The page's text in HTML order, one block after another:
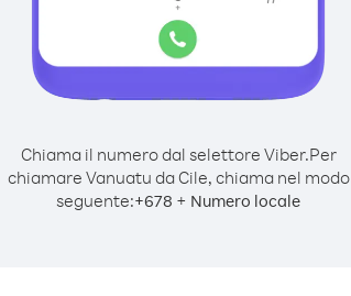
Chiama il numero dal selettore Viber.Per
chiamare Vanuatu da Cile, chiama nel modo
seguente:+678 + Numero locale